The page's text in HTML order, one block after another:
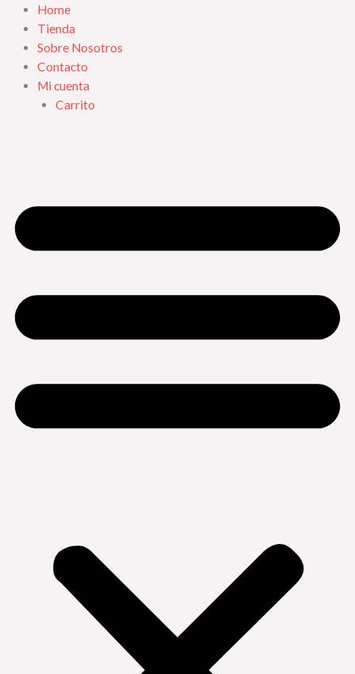
Home
Tienda
Sobre Nosotros
Contacto
Mi cuenta
Carrito